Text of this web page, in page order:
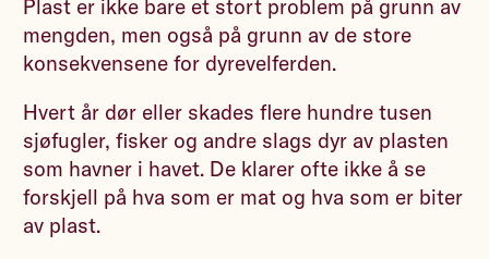
Plast er ikke bare et stort problem på grunn av
mengden, men også på grunn av de store
konsekvensene for dyrevelferden.
Hvert år dør eller skades flere hundre tusen
sjøfugler, fisker og andre slags dyr av plasten
som havner i havet. De klarer ofte ikke å se
forskjell på hva som er mat og hva som er biter
av plast.